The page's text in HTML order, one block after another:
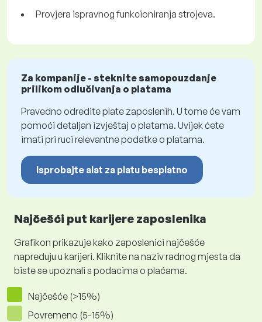
Provjera ispravnog funkcioniranja strojeva.
Za kompanije - steknite samopouzdanje
prilikom odlučivanja o platama
Pravedno odredite plate zaposlenih. U tome će vam
pomoći detaljan izvještaj o platama. Uvijek ćete
imati pri ruci relevantne podatke o platama.
Isprobajte alat za platu besplatno
Najčešći put karijere zaposlenika
Grafikon prikazuje kako zaposlenici najčešće
napreduju u karijeri. Kliknite na naziv radnog mjesta da
biste se upoznali s podacima o plaćama.
Najčešće (>15%)
Povremeno (5-15%)